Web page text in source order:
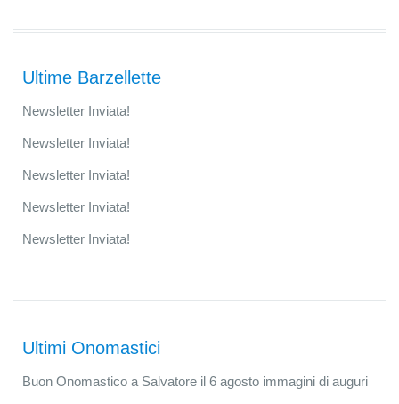
Ultime Barzellette
Newsletter Inviata!
Newsletter Inviata!
Newsletter Inviata!
Newsletter Inviata!
Newsletter Inviata!
Ultimi Onomastici
Buon Onomastico a Salvatore il 6 agosto immagini di auguri